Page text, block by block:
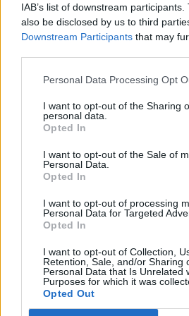
IAB’s list of downstream
also be disclosed by us to third
Downstream Participants that may
Personal Data Processing Opt
I want to opt-out of the Sharing
personal data.
Opted In
I want to opt-out of the Sale of
Personal Data.
Opted In
I want to opt-out of processing
Personal Data for Targeted
Opted In
I want to opt-out of Collection,
Retention, Sale, and/or Sharing
Personal Data that Is Unrelated
Purposes for which it was
Opted Out
Vaizdai iš tragiškos avarijos
vaiko gyvybių išgelbėti nepavyko
Lietuvos diena
32 laipsnių šilumos
Žinios | Orai
V. Zalužno pasisakymą laiko
Ukrainos politikoje: jis yra
Laidos | Nauja diena
Nufilmavo, kaip patvino Vilniaus
vaizdas pribloškia
Žinios | Lietuvos diena